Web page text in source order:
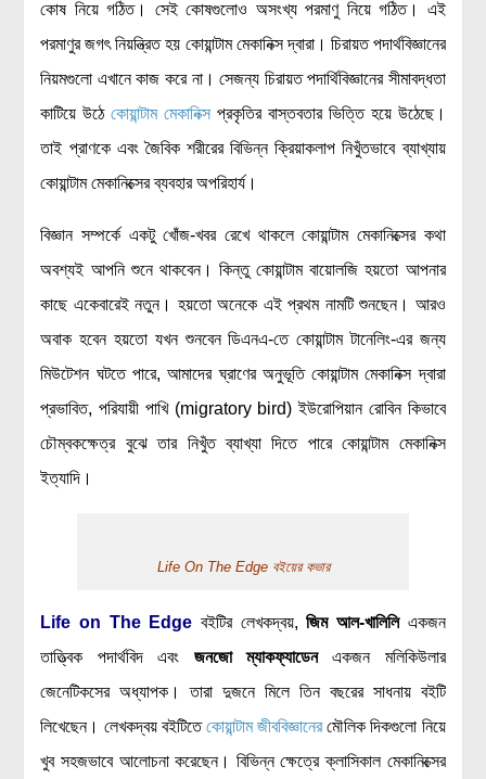
প্রায়োগিক বিজ্ঞান
পরিবেশ বিজ্ঞান
প্রকৃতি
প্রাকৃতিক দুর্যোগ
জলবায়ু পরিবর্তন
পরিবেশ দূষণ
কম্পিউটার সায়েন্স
ইলেকট্রিক্যাল ইঞ্জিনিয়ারিং
জেনেটিক ইঞ্জিনিয়ারিং
বায়োটেকনোলজি
সৌরজগত ছাড়িয়ে
সামাজিক বিজ্ঞান
অর্থনীতি
রাষ্ট্রবিজ্ঞান
কোষ নিয়ে গঠিত। সেই কোষগুলোও অসংখ্য পরমাণু নিয়ে গঠিত। এই
পরমাণুর জগৎ নিয়ন্ত্রিত হয় কোয়ান্টাম মেকানিক্স দ্বারা। চিরায়ত পদার্থবিজ্ঞানের
নিয়মগুলো এখানে কাজ করে না। সেজন্য চিরায়ত পদার্থিবিজ্ঞানের সীমাবদ্ধতা
কাটিয়ে উঠেকোয়ান্টাম মেকানিক্স প্রকৃতির বাস্তবতার ভিত্তি হয়ে উঠেছে।
তাই প্রাণকে এবং জৈবিক শরীরের বিভিন্ন ক্রিয়াকলাপ নিখুঁতভাবে ব্যাখ্যায়
কোয়ান্টাম মেকানিক্সেরব্যবহার অপরিহার্য।
বিজ্ঞান সম্পর্কে একটু খোঁজ-খবর রেখে থাকলে কোয়ান্টাম মেকানিক্সের কথা
অবশ্যই আপনি শুনে থাকবেন। কিন্তু কোয়ান্টাম বায়োলজি হয়তো আপনার
কাছে একেবারেই নতুন। হয়তো অনেকে এই প্রথম নামটি শুনছেন। আরও
অবাক হবেন হয়তো যখন শুনবেন ডিএনএ-তে কোয়ান্টাম টানেলিং-এর জন্য
মিউটেশন ঘটতে পারে, আমাদের ঘ্রাণের অনুভূতি কোয়ান্টাম মেকানিক্স দ্বারা
প্রভাবিত, পরিযায়ী পাখি (migratory bird) ইউরোপিয়ান রোবিন কিভাবে
চৌম্বকক্ষেত্র বুঝে তার নিখুঁত ব্যাখ্যা দিতে পারে কোয়ান্টাম মেকানিক্স
ইত্যাদি।
Life On The Edge বইয়ের কভার
Life on The Edge বইটির লেখকদ্বয়, জিম আল-খালিলিএকজন
তাত্ত্বিক পদার্থবিদ এবং জনজো ম্যাকফ্যাডেনএকজন মলিকিউলার
জেনেটিকসের অধ্যাপক। তারা দুজনে মিলে তিন বছরের সাধনায় বইটি
লিখেছেন। লেখকদ্বয় বইটিতেকোয়ান্টাম জীববিজ্ঞানেরমৌলিক দিকগুলো নিয়ে
খুব সহজভাবে আলোচনা করেছেন। বিভিন্ন ক্ষেত্রে ক্লাসিকাল মেকানিক্সের